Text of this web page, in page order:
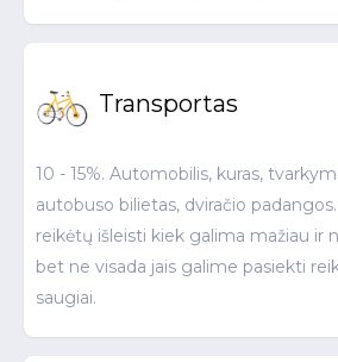
Transportas
10 - 15%. Automobilis, kuras,
autobuso bilietas, dviračio
reikėtų išleisti kiek galima mažiau ir
bet ne visada jais galime pasiekti
saugiai.